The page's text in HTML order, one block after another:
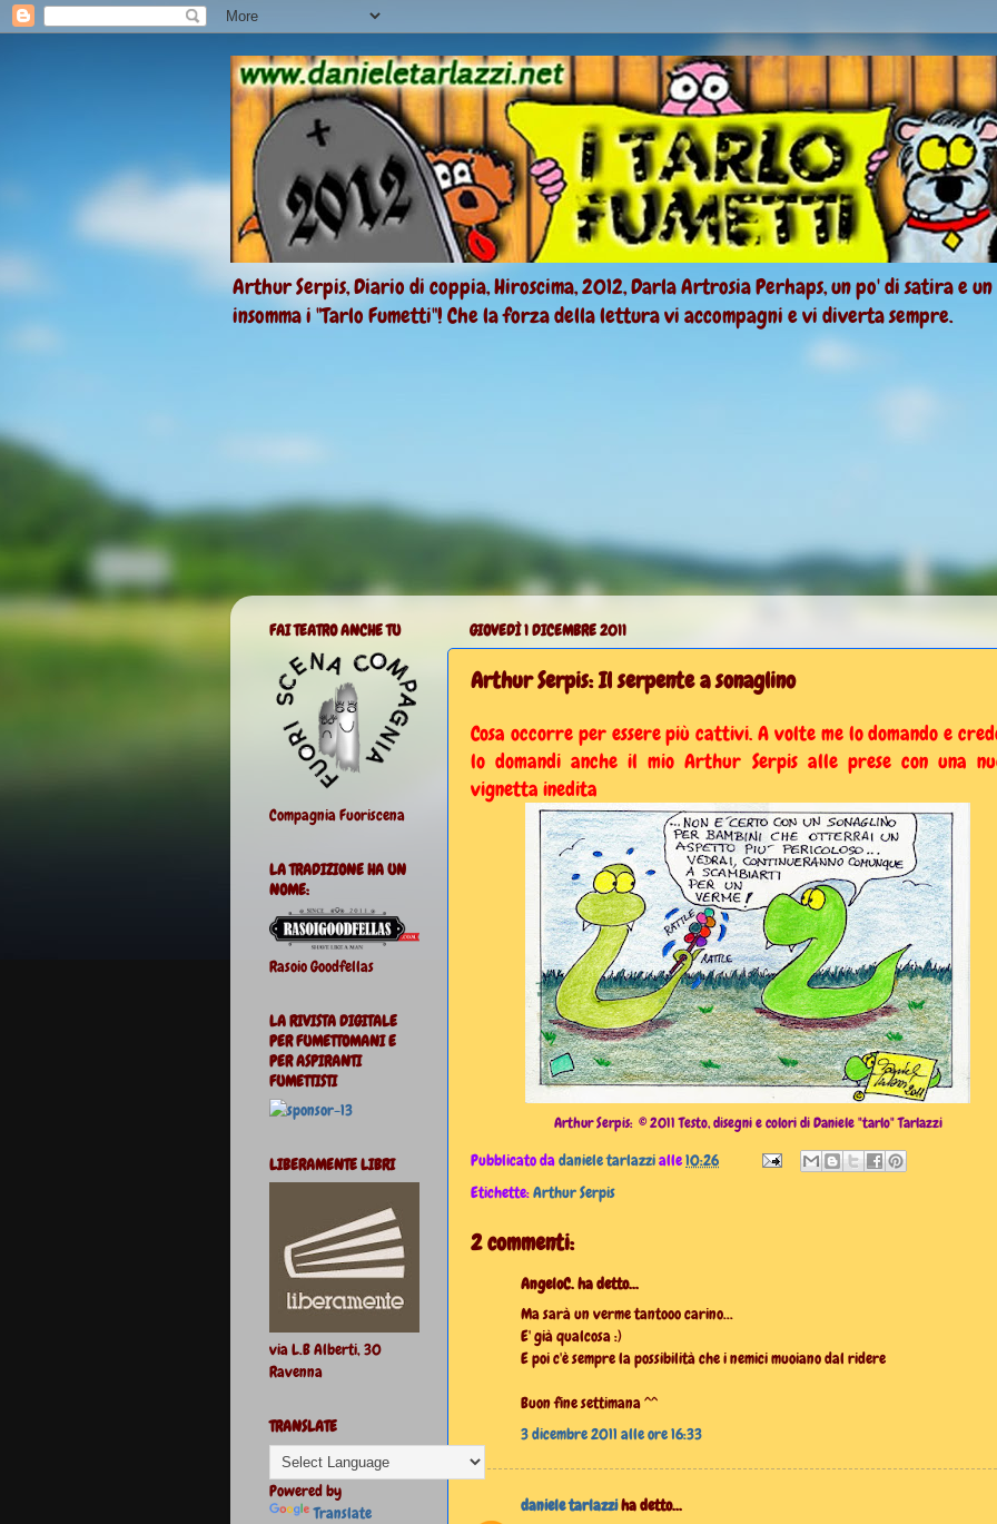
Arthur Serpis, Diario di coppia, Hiroscima, 2012, Darla Artrosia Perhaps, un po' di satira e
insomma i "Tarlo Fumetti"! Che la forza della lettura vi accompagni e vi diverta sempre.
GIOVEDÌ 1 DICEMBRE 2011
Arthur Serpis: Il serpente a sonaglino
Cosa occorre per essere più cattivi. A volte me lo domando e
lo domandi anche il mio Arthur Serpis alle prese con una
vignetta inedita
Arthur Serpis: © 2011 Testo, disegni e colori di Daniele "tarlo" Tarlazzi
Pubblicato dadaniele tarlazzialle10:26
Etichette:Arthur Serpis
2 commenti:
AngeloC. ha detto...
Ma sarà un verme tantooo carino...
E' già qualcosa :)
E poi c'è sempre la possibilità che i nemici muoiano dal ridere
Buon fine settimana ^^
3 dicembre 2011 alle ore 16:33
daniele tarlazziha detto...
FAI TEATRO ANCHE TU
Compagnia Fuoriscena
LA TRADIZIONE HA UN
NOME:
Rasoio Goodfellas
LA RIVISTA DIGITALE
PER FUMETTOMANI E
PER ASPIRANTI
FUMETTISTI
LIBERAMENTE LIBRI
via L.B Alberti, 30
Ravenna
TRANSLATE
Powered by
Translate